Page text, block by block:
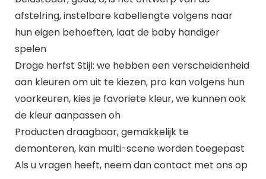
afstelring, instelbare kabellengte volgens naar
hun eigen behoeften, laat de baby handiger
spelen
Droge herfst Stijl: we hebben een verscheidenheid
aan kleuren om uit te kiezen, pro kan volgens hun
voorkeuren, kies je favoriete kleur, we kunnen ook
de kleur aanpassen oh
Producten draagbaar, gemakkelijk te
demonteren, kan multi-scene worden toegepast
Als u vragen heeft, neem dan contact met ons op